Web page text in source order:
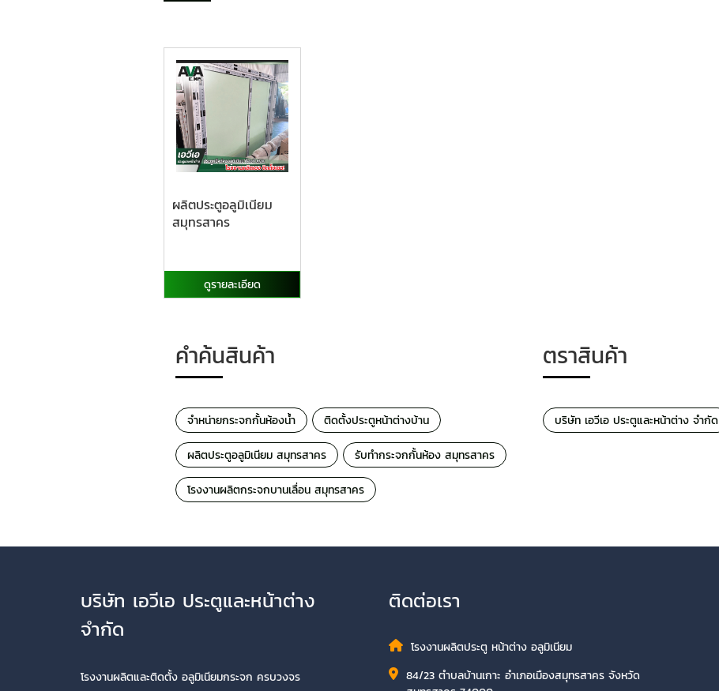
ผลิตประตูอลูมิเนียม
สมุทรสาคร
ดูรายละเอียด
คำค้นสินค้า
จำหน่ายกระจกกั้นห้องน้ำ ติดตั้งประตูหน้าต่างบ้าน
ผลิตประตูอลูมิเนียม สมุทรสาคร รับทำกระจกกั้นห้อง สมุทรสาคร
โรงงานผลิตกระจกบานเลื่อน สมุทรสาคร
ตราสินค้า
บริษัท เอวีเอ ประตูและหน้าต่าง จำกัด
บริษัท เอวีเอ ประตูและหน้าต่าง
จำกัด
โรงงานผลิตและติดตั้ง อลูมิเนียมกระจก ครบวงจร
ติดต่อเรา
โรงงานผลิตประตู หน้าต่าง อลูมิเนียม
84/23 ตำบลบ้านเกาะ อำเภอเมืองสมุทรสาคร จังหวัด